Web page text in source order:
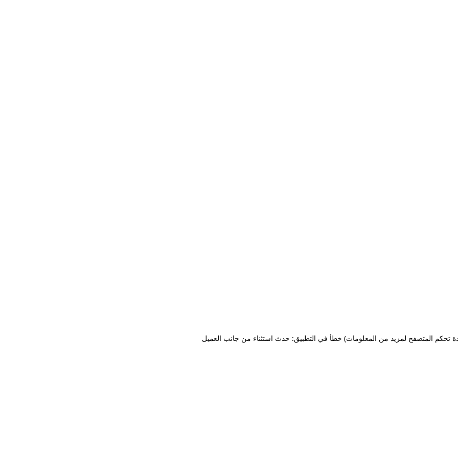
خطأ في التطبيق: حدث استثناء من جانب العميل تحكم المتصفح لمزيد من المعلومات)